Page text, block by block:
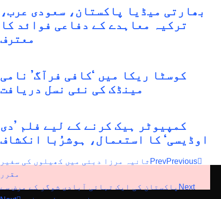
بھارتی میڈیا پاکستان، سعودی عرب،
ترکیہ معاہدے کے دفاعی فوائد کا
معترف
کوسٹا ریکا میں ‘کافی فرآگ’ نامی
مینڈک کی نئی نسل دریافت
کمپیوٹر ہیک کرنے کے لیے فلم ’دی
اوڈیسی‘ کا استعمال، ہوشرُبا انکشاف
PrevPrevious
ثانیہ مرزا دبئی میں کھیلوں کی سفیر
مقرر
Nextپاکستان کی ایک تہائی آبادی شوگر کے مرض سے